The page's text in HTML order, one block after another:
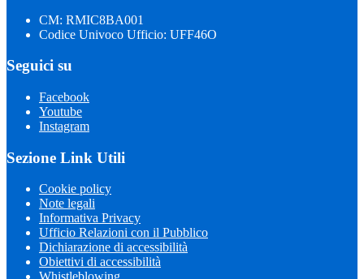
CM: RMIC8BA001
Codice Univoco Ufficio: UFF46O
Seguici su
Facebook
Youtube
Instagram
Sezione Link Utili
Cookie policy
Note legali
Informativa Privacy
Ufficio Relazioni con il Pubblico
Dichiarazione di accessibilità
Obiettivi di accessibilità